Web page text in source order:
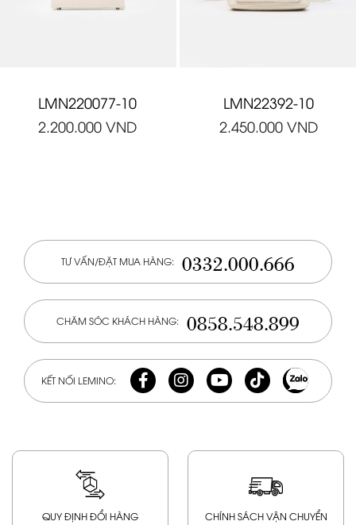
LMN220077-10
2.200.000 VND
LMN22392-10
2.450.000 VND
TƯ VẤN/ĐẶT MUA HÀNG: 0332.000.666
CHĂM SÓC KHÁCH HÀNG: 0858.548.899
KẾT NỐI LEMINO:
QUY ĐỊNH ĐỔI HÀNG CHÍNH SÁCH VẬN CHUYỂN